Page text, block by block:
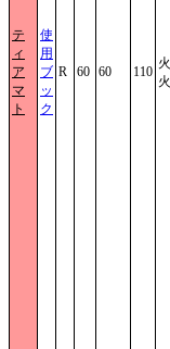
テ
ィ
ア
マ
ト
使
用
ブ
ッ
ク
R 60 60 110
火
火